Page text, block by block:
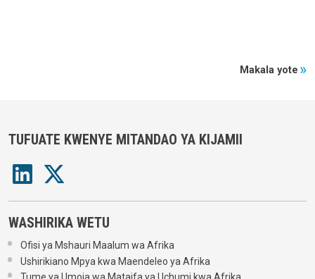
Makala yote
TUFUATE KWENYE MITANDAO YA KIJAMII
WASHIRIKA WETU
Ofisi ya Mshauri Maalum wa Afrika
Ushirikiano Mpya kwa Maendeleo ya Afrika